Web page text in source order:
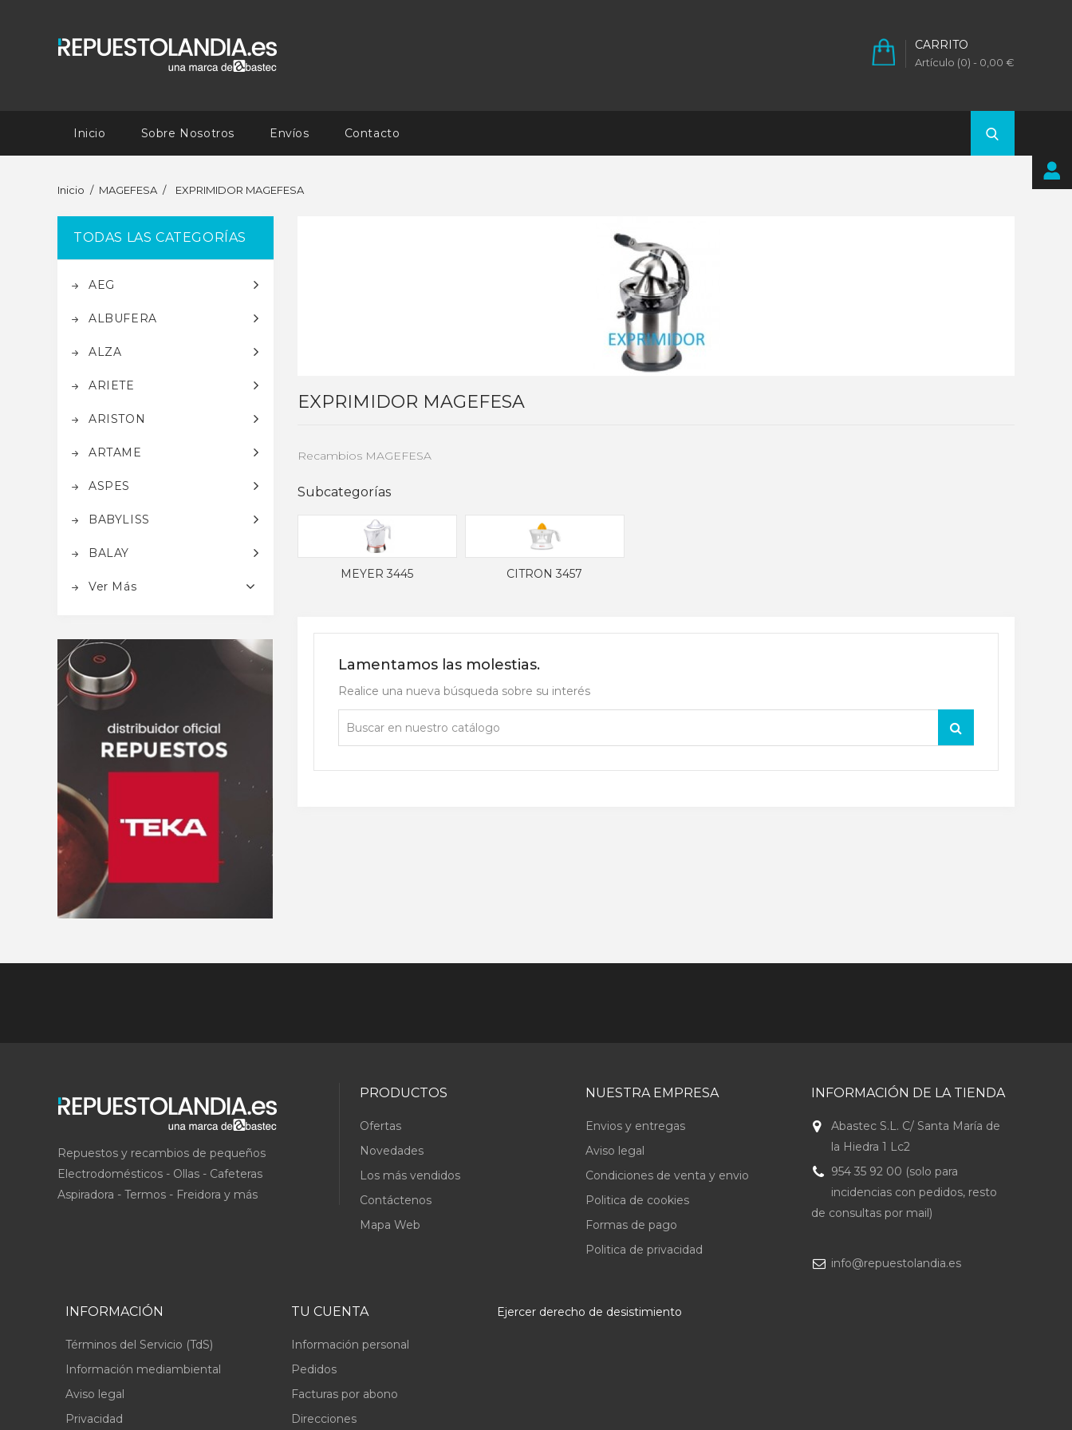
CARRITO
Artículo (0) - 0,00 €
Inicio Sobre Nosotros Envíos Contacto
Inicio MAGEFESA EXPRIMIDOR MAGEFESA
TODAS LAS CATEGORÍAS
AEG
ALBUFERA
ALZA
ARIETE
ARISTON
ARTAME
ASPES
BABYLISS
BALAY
Ver Más
EXPRIMIDOR MAGEFESA
Recambios MAGEFESA
Subcategorías
MEYER 3445 CITRON 3457
Lamentamos las molestias.
Realice una nueva búsqueda sobre su interés
Repuestos y recambios de pequeños
Electrodomésticos - Ollas - Cafeteras
Aspiradora - Termos - Freidora y más
PRODUCTOS
Ofertas
Novedades
Los más vendidos
Contáctenos
Mapa Web
NUESTRA EMPRESA
Envios y entregas
Aviso legal
Condiciones de venta y envio
Politica de cookies
Formas de pago
Politica de privacidad
INFORMACIÓN DE LA TIENDA
Abastec S.L. C/ Santa María de
la Hiedra 1 Lc2
954 35 92 00 (solo para
incidencias con pedidos, resto
de consultas por mail)
info@repuestolandia.es
INFORMACIÓN
Términos del Servicio (TdS)
Información mediambiental
Aviso legal
Privacidad
TU CUENTA
Información personal
Pedidos
Facturas por abono
Direcciones
Ejercer derecho de desistimiento